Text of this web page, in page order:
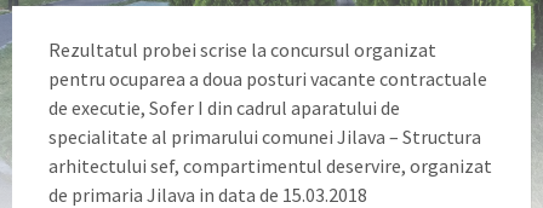
Rezultatul probei scrise la concursul organizat
pentru ocuparea a doua posturi vacante contractuale
de executie, Sofer I din cadrul aparatului de
specialitate al primarului comunei Jilava – Structura
arhitectului sef, compartimentul deservire, organizat
de primaria Jilava in data de 15.03.2018